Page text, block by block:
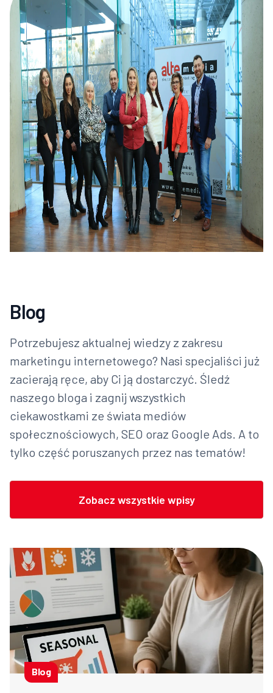
Blog
Potrzebujesz aktualnej wiedzy z zakresu
marketingu internetowego? Nasi specjaliści już
zacierają ręce, aby Ci ją dostarczyć. Śledź
naszego bloga i zagnij wszystkich
ciekawostkami ze świata mediów
społecznościowych, SEO oraz Google Ads. A to
tylko część poruszanych przez nas tematów!
Zobacz wszystkie wpisy
Blog